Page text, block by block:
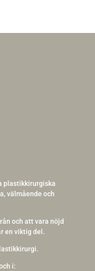
plastikkirurgiska
välmående och
och att vara nöjd
en viktig del.
i: